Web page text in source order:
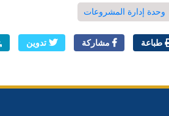
وحدة إدارة المشروعات
طباعة مشاركة تدوين